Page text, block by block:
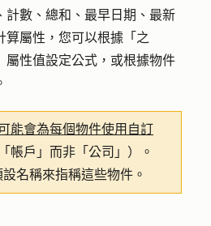
計數、總和、最早日期、最新
算屬性，您可以根據「之
屬性值設定公式，或根據物件
能會為每個物件使用自訂
帳戶」而非「公司」）。
名稱來指稱這些物件。